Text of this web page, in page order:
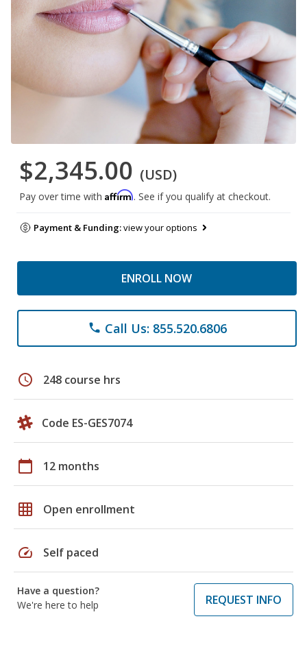
$2,345.00 (USD)
Pay over time with Affirm. See if you qualify at checkout.
Payment & Funding:view your options
ENROLL NOW
phone Call Us: 855.520.6806
schedule 248 course hrs
Code ES-GES7074
calendar_today 12 months
grid_on Open enrollment
speed Self paced
Have a question?
We're here to help
REQUEST INFO